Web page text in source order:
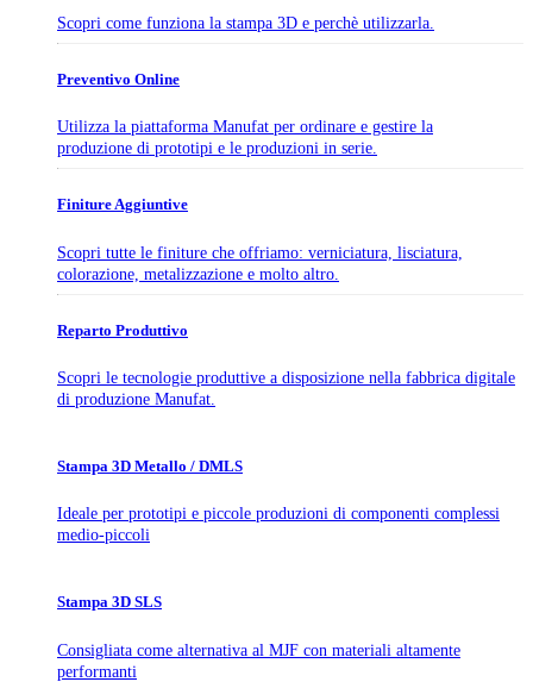
Scopri come funziona la stampa 3D e perchè utilizzarla.
Preventivo Online
Utilizza la piattaforma Manufat per ordinare e gestire la
produzione di prototipi e le produzioni in serie.
Finiture Aggiuntive
Scopri tutte le finiture che offriamo: verniciatura, lisciatura,
colorazione, metalizzazione e molto altro.
Reparto Produttivo
Scopri le tecnologie produttive a disposizione nella fabbrica digitale
di produzione Manufat.
Stampa 3D Metallo / DMLS
Ideale per prototipi e piccole produzioni di componenti complessi
medio-piccoli
Stampa 3D SLS
Consigliata come alternativa al MJF con materiali altamente
performanti